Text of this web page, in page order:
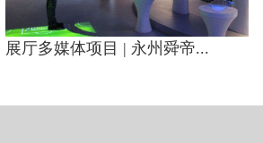
展厅多媒体项目 | 永州舜帝...